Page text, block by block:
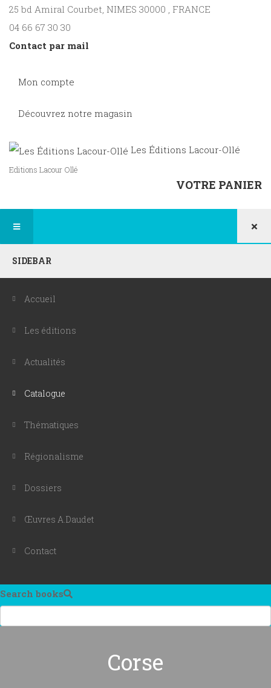
25 bd Amiral Courbet, NIMES 30000 , FRANCE
04 66 67 30 30
Contact par mail
Mon compte
Découvrez notre magasin
Les Éditions Lacour-Ollé
Editions Lacour Ollé
VOTRE PANIER
SIDEBAR
×
Accueil
Les éditions
Actualités
Catalogue
Thématiques
Régionalisme
Dossiers
Œuvres A.Daudet
Contact
Search books
Corse